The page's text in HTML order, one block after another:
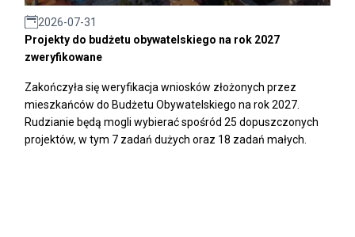
2026-07-31
Projekty do budżetu obywatelskiego na rok 2027
zweryfikowane
Zakończyła się weryfikacja wniosków złożonych przez
mieszkańców do Budżetu Obywatelskiego na rok 2027.
Rudzianie będą mogli wybierać spośród 25 dopuszczonych
projektów, w tym 7 zadań dużych oraz 18 zadań małych.